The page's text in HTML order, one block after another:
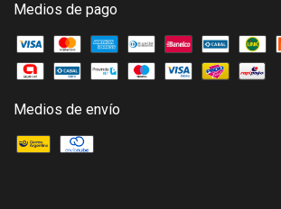
Medios de pago
Medios de envío